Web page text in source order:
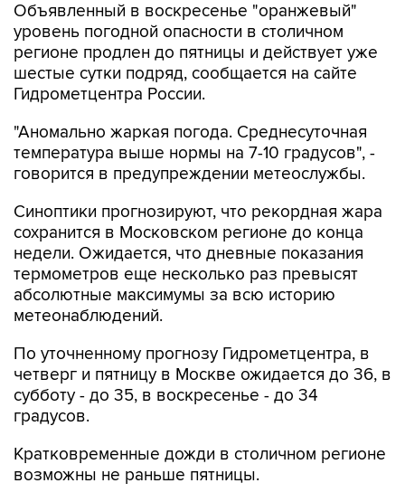
Объявленный в воскресенье "оранжевый"
уровень погодной опасности в столичном
регионе продлен до пятницы и действует уже
шестые сутки подряд, сообщается на сайте
Гидрометцентра России.
"Аномально жаркая погода. Среднесуточная
температура выше нормы на 7-10 градусов", -
говорится в предупреждении метеослужбы.
Синоптики прогнозируют, что рекордная жара
сохранится в Московском регионе до конца
недели. Ожидается, что дневные показания
термометров еще несколько раз превысят
абсолютные максимумы за всю историю
метеонаблюдений.
По уточненному прогнозу Гидрометцентра, в
четверг и пятницу в Москве ожидается до 36, в
субботу - до 35, в воскресенье - до 34
градусов.
Кратковременные дожди в столичном регионе
возможны не раньше пятницы.